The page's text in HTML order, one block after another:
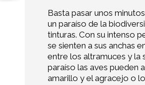
Basta pasar unos
un paraíso de la
tinturas. Con su intenso
se sienten a sus anchas
entre los altramuces y la
paraíso las aves pueden
amarillo y el agracejo o